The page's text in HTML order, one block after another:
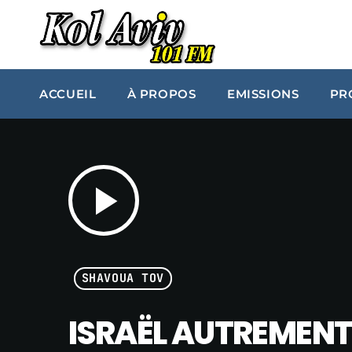
ACCUEIL À PROPOS EMISSIONS
play_arrow
SHAVOUA TOV
ISRAËL